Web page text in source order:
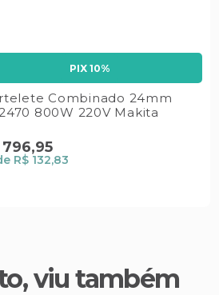
PIX 10%
Combinado 24mm
800W 220V Makita
796,95
R$ 132,83
viu também